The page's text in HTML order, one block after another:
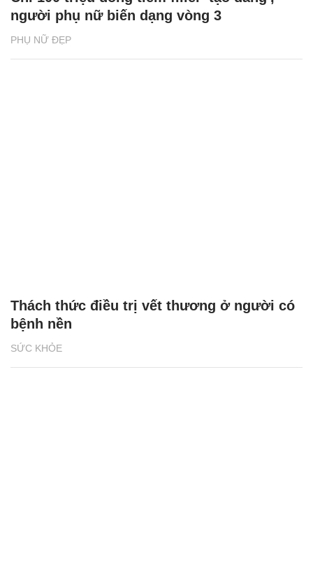
PHỤ NỮ ĐẸP
người phụ nữ biến dạng vòng 3
SỨC KHỎE
Thách thức điều trị vết thương ở người có
bệnh nền